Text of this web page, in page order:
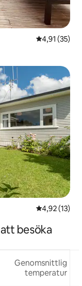
4,91 av 5 i
4,91 (35)
4,92 av 5 i
4,92 (13)
besöka
Genomsnittlig
temperatur